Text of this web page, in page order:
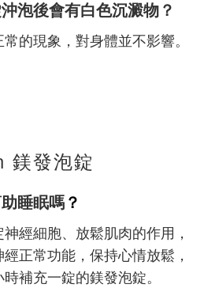
泡後會有白色沉澱物？
的現象，對身體並不影響。
鎂發泡錠
睡眠嗎 ？
神經細胞、放鬆肌肉的作用，
正常功能，保持心情放鬆，
補充一錠的鎂發泡錠。